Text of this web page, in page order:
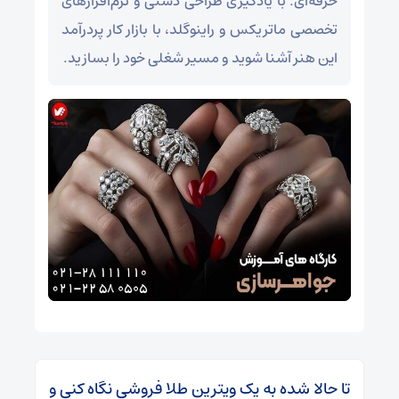
تخصصی ماتریکس و راینوگلد، با بازار کار پردرآمد
این هنر آشنا شوید و مسیر شغلی خود را بسازید.
تا حالا شده به یک ویترین طلا فروشی نگاه کنی و